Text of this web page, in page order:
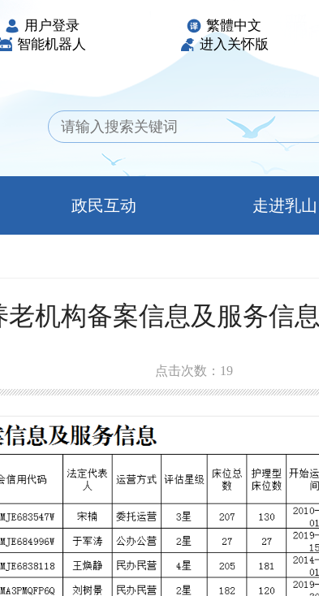
用户登录 繁體中文
智能机器人
进入关怀版
政民互动 走进乳山
机构备案信息及服务信息
点击次数： 19